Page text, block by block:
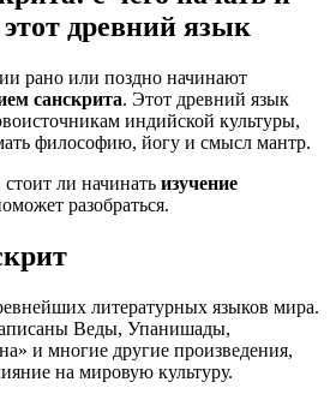
древний язык
рано или поздно начинают
санскрита. Этот древний язык
индийской культуры,
философию, йогу и смысл мантр.
ли начинать изучение
разобраться.
литературных языков мира.
Веды, Упанишады,
и многие другие произведения,
на мировую культуру.